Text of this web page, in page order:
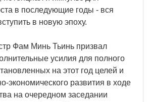
в последующие годы - вся
в новую эпоху.
Фам Минь Тьинь призвал
усилия для полного
на этот год целей и
экономического развития в ходе
на очередном заседании